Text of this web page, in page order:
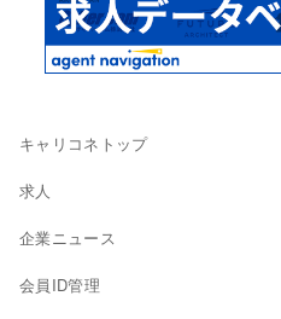
キャリコネトップ
求人
企業ニュース
会員ID管理